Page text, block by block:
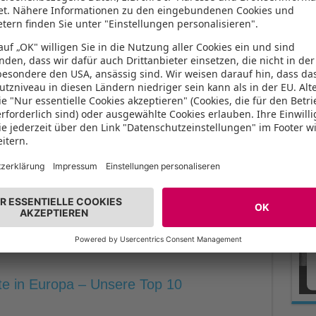
herrscht auf ...Mehr lesen »
in München
Praktikanten Marie und Laura, haben die Münchner
mal etwas genauer unter die Lupe genommen. Dabei
euch die durchgängig geöffneten Christkindlmärkte Münchens
sind ja bekanntlich verschieden, weshalb euch
ein oder andere Weihnachtsmarkt besser gefallen könnte als
Unser Glühweinzeugnis Mittelaltermarkt &
Wintermarkt am Flughafen Die Münchner
Weihnachtsdorf ...Mehr lesen »
in Europa – Unsere Top 10